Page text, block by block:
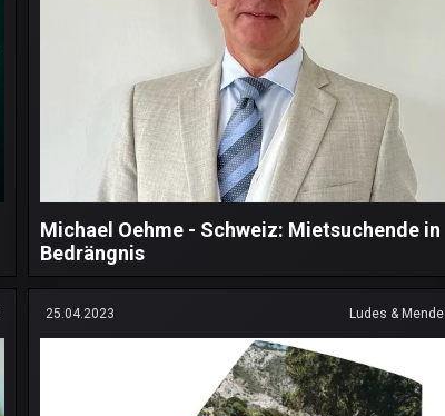
Michael Oehme - Schweiz: Mietsuchende in
Bedrängnis
25.04.2023 Ludes & Mende